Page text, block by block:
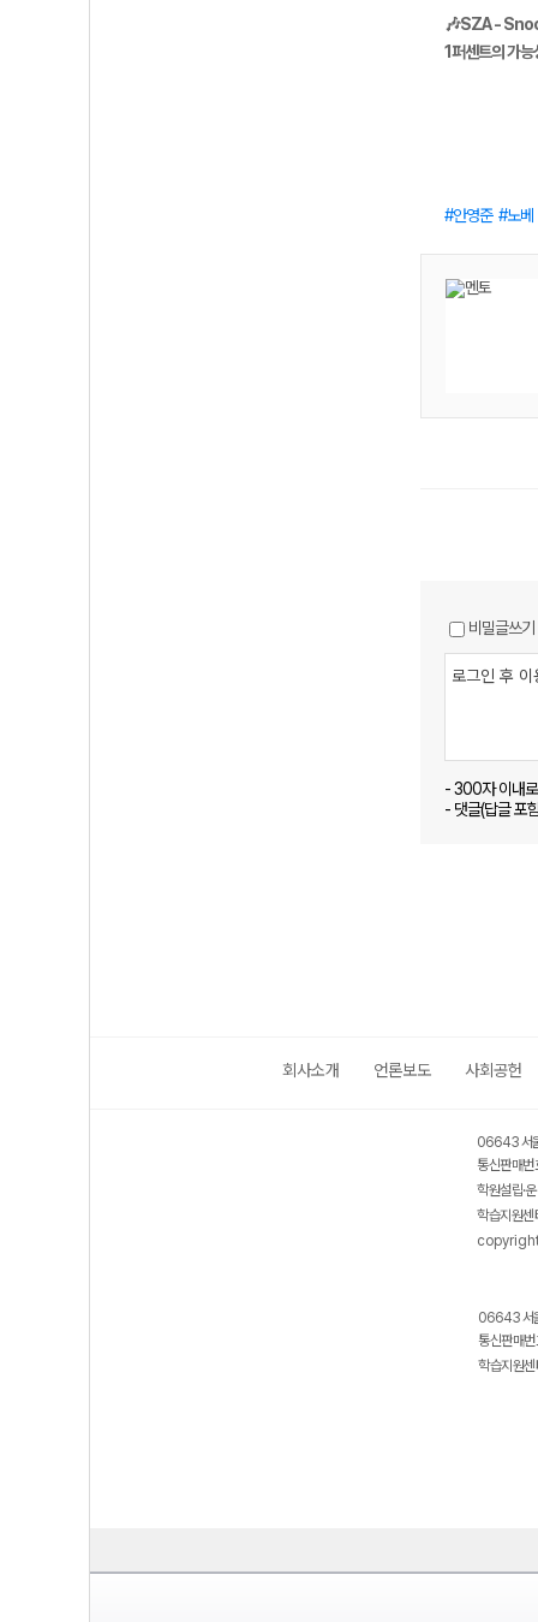
🎶SZA -
1퍼센트의 가능
안영준 노베
비밀글쓰기
- 300자 이내
- 댓글(답글 포
회사소개 언론보도 사회공헌
06643 서
통신판매
학원설립·
학습지원
06643 서
통신판매
학습지원